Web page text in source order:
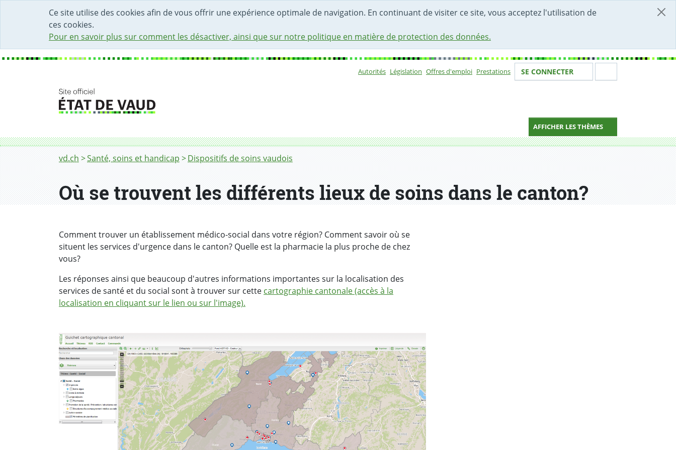
Ce site utilise des cookies afin de vous offrir une expérience optimale de navigation. En continuant de visiter ce site, vous acceptez l'utilisation de
ces cookies.
Pour en savoir plus sur comment les désactiver, ainsi que sur notre politique en matière de protection des données.
DÉBUT DU CONTENU DE LA PAGE
ACCÈS AU CHAMP DE RECHERCHE
PAGE D'ACCUEIL
FORMULAIRE DE CONTACT
Autorités Législation Offres d'emploi Prestations Votre identité
SE CONNECTER
AFFICHER LES THÈMES
Fil d'Ariane
vd.ch Santé, soins et handicap Dispositifs de soins vaudois
Où se trouvent les différents lieux de soins dans le canton?
Où se trouvent les différents lieux de soins dans le canton?
Comment trouver un établissement médico-social dans votre région? Comment savoir où se
situent les services d'urgence dans le canton? Quelle est la pharmacie la plus proche de chez
vous?
Les réponses ainsi que beaucoup d'autres informations importantes sur la localisation des
services de santé et du social sont à trouver sur cette cartographie cantonale (accès à la
localisation en cliquant sur le lien ou sur l'image).